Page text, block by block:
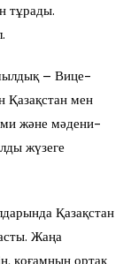
тұрады.
– Вице-
Қазақстан мен
және мәдени-
жүзеге
Қазақстан
Жаңа
қоғамның ортақ